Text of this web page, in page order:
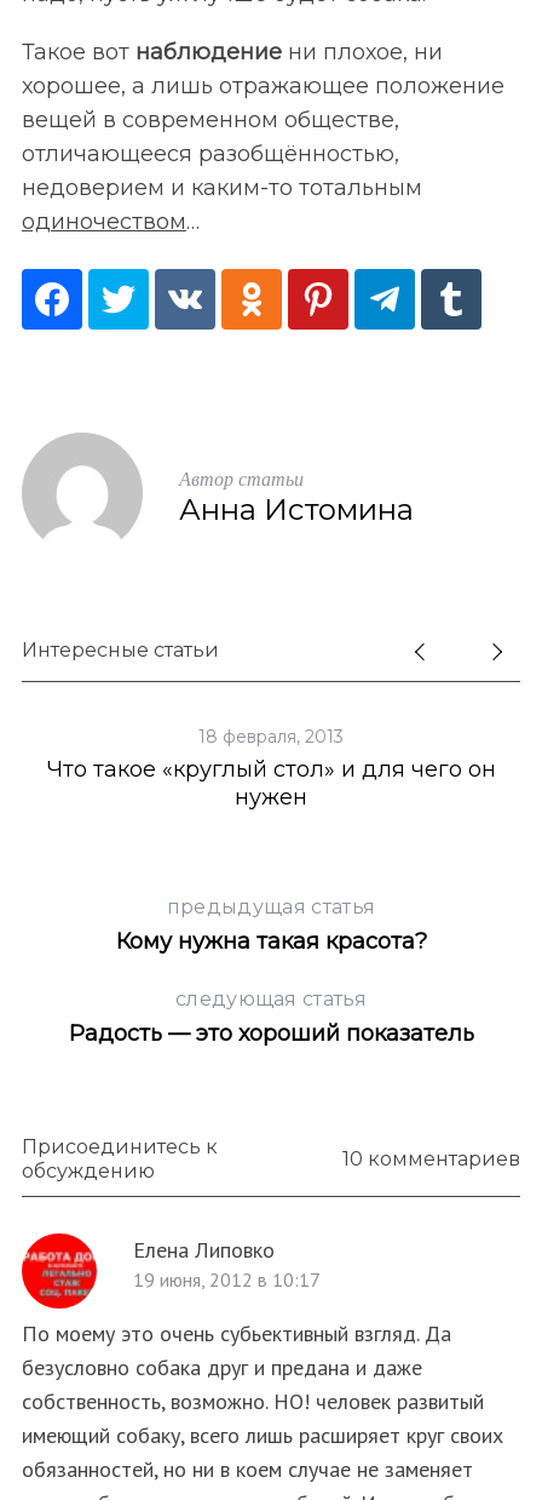
Такое вот наблюдениени плохое, ни
хорошее, а лишь отражающее положение
вещей в современном обществе,
отличающееся разобщённостью,
недоверием и каким-то тотальным
одиночеством…
Автор статьи
Анна Истомина
Интересные статьи
18 февраля, 2013
Что такое «круглый стол» и для чего он
нужен
предыдущая статья
Кому нужна такая красота?
следующая статья
Радость — это хороший показатель
Присоединитесь к
обсуждению
10 комментариев
Елена Липовко
19 июня, 2012 в 10:17
По моему это очень субьективный взгляд. Да
безусловно собака друг и предана и даже
собственность, возможно. НО! человек развитый
имеющий собаку, всего лишь расширяет круг своих
обязанностей, но ни в коем случае не заменяет